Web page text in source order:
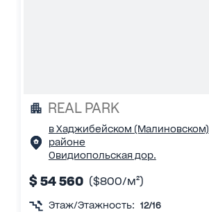
REAL PARK
в Хаджибейском (Малиновском)
районе
Овидиопольская дор.
$ 54 560 ($800/м²)
Этаж/Этажность: 12/16